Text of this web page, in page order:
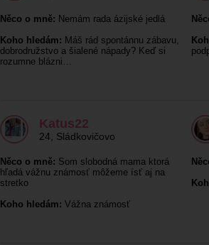
Něco o mně: Nemám rada ázijské jedlá
Koho hledám: Máš rád spontánnu zábavu,
dobrodružstvo a šialené nápady? Keď si
rozumne blázni…
Katus22
24 Sládkovičovo
Něco o mně: Som slobodná mama ktorá
hľadá vážnu známosť môžeme ísť aj na
stretko
Koho hledám: Vážna známosť